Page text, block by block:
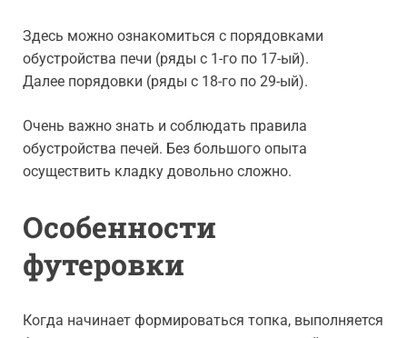
Здесь можно ознакомиться с порядовками
обустройства печи (ряды с 1-го по 17-ый).
Далее порядовки (ряды с 18-го по 29-ый).
Очень важно знать и соблюдать правила
обустройства печей. Без большого опыта
осуществить кладку довольно сложно.
Особенности
футеровки
Когда начинает формироваться топка, выполняется